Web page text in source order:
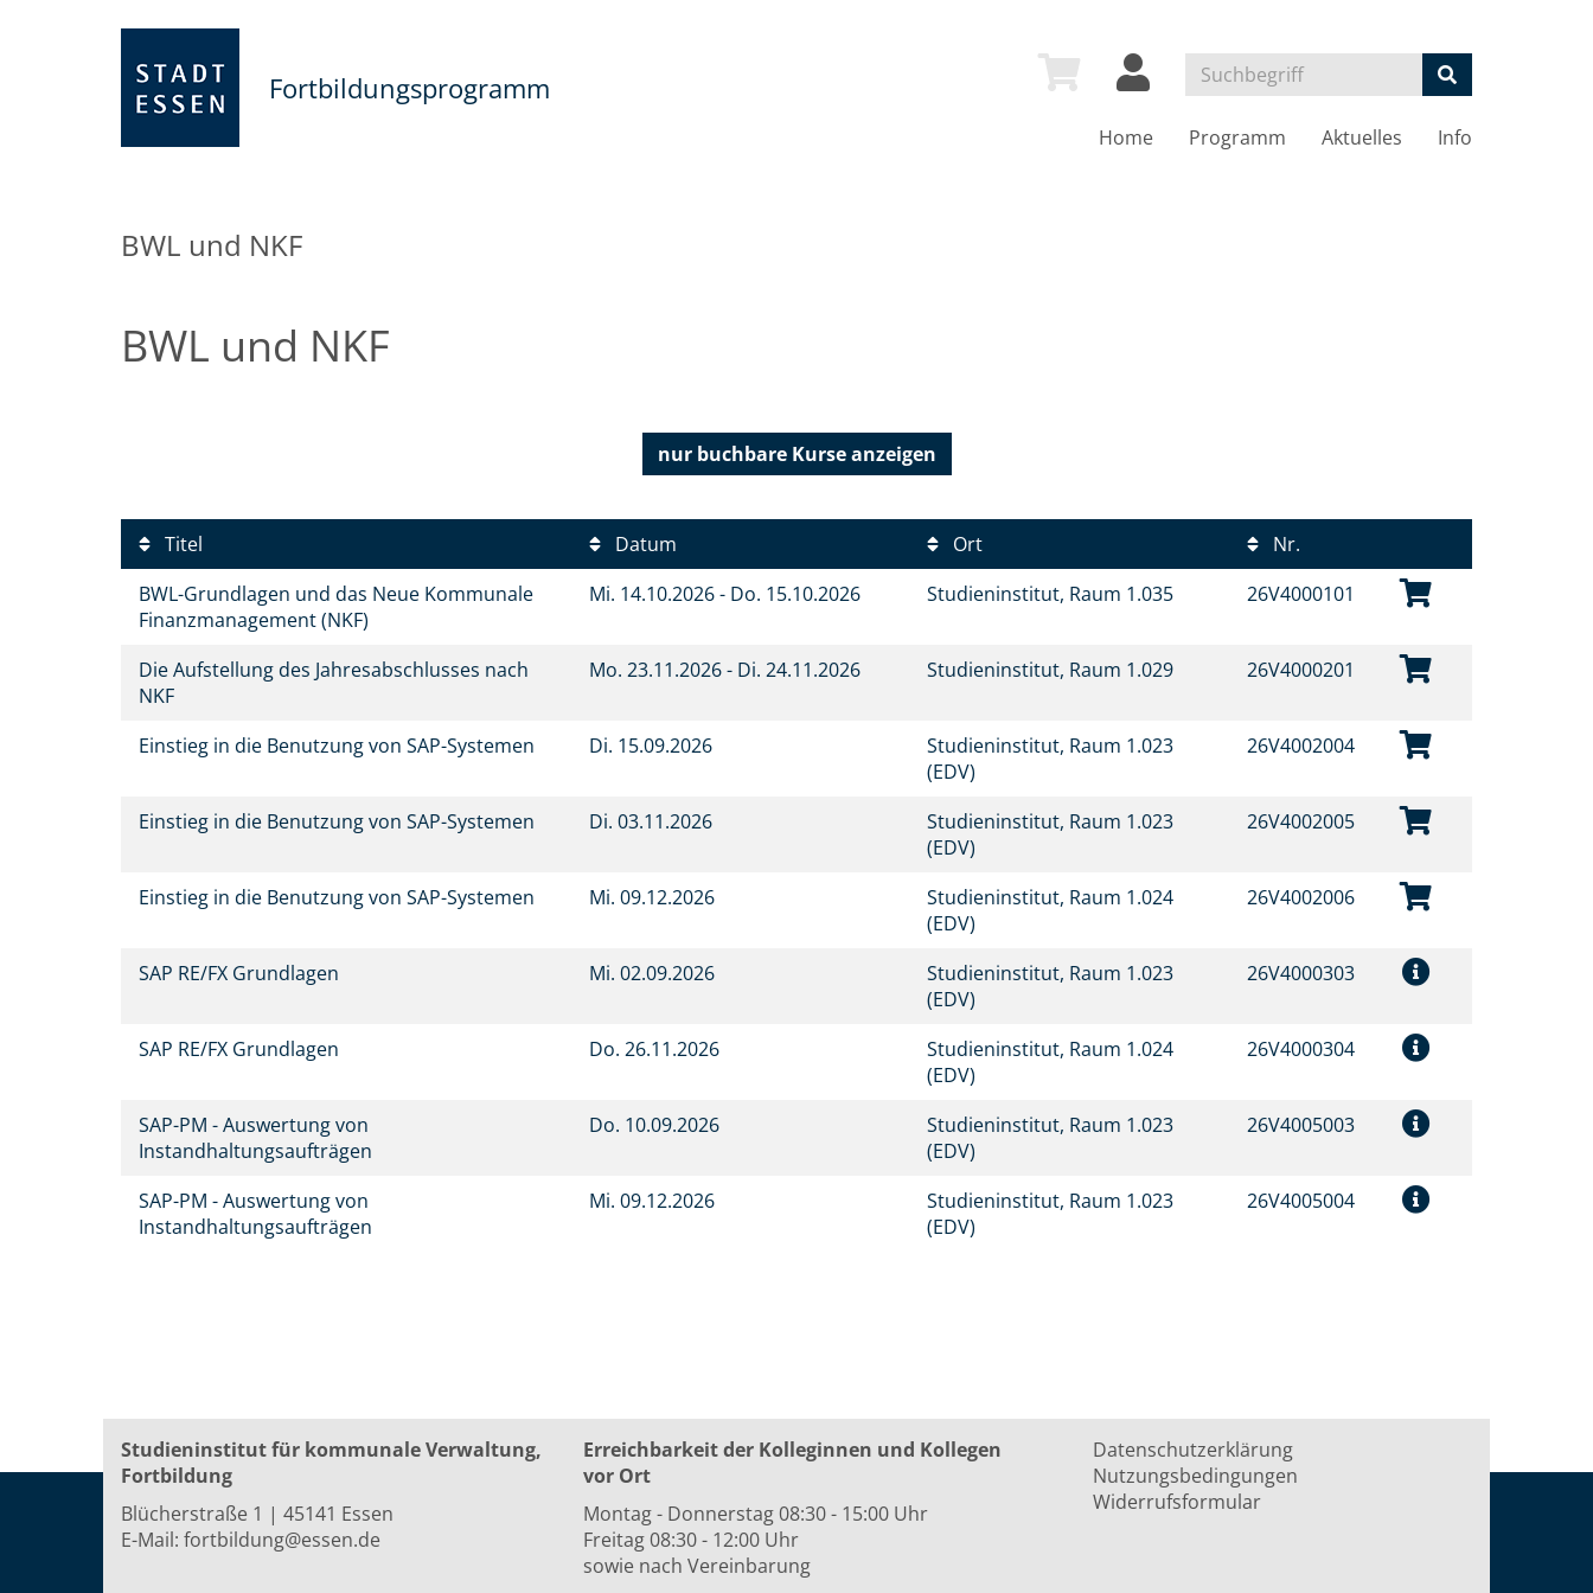
Fortbildungsprogramm
Home Programm Aktuelles Info
BWL und NKF
BWL und NKF
nur buchbareKurse anzeigen
Titel Datum Ort
Nr.
BWL-Grundlagen und das Neue Kommunale
Finanzmanagement (NKF)
Mi. 14.10.2026 - Do. 15.10.2026 Studieninstitut, Raum 1.035 26V4000101
Die Aufstellung des Jahresabschlusses nach
NKF
Mo. 23.11.2026 - Di. 24.11.2026 Studieninstitut, Raum 1.029 26V4000201
Einstieg in die Benutzung von SAP-Systemen Di. 15.09.2026
Studieninstitut, Raum 1.023
(EDV)
26V4002004
Einstieg in die Benutzung von SAP-Systemen Di. 03.11.2026
Studieninstitut, Raum 1.023
(EDV)
26V4002005
Einstieg in die Benutzung von SAP-Systemen Mi. 09.12.2026
Studieninstitut, Raum 1.024
(EDV)
26V4002006
SAP RE/FX Grundlagen Mi. 02.09.2026
Studieninstitut, Raum 1.023
(EDV)
26V4000303
SAP RE/FX Grundlagen Do. 26.11.2026
Studieninstitut, Raum 1.024
(EDV)
26V4000304
SAP-PM - Auswertung von
Instandhaltungsaufträgen
Do. 10.09.2026
Studieninstitut, Raum 1.023
(EDV)
26V4005003
SAP-PM - Auswertung von
Instandhaltungsaufträgen
Mi. 09.12.2026
Studieninstitut, Raum 1.023
(EDV)
26V4005004
Studieninstitut für kommunale Verwaltung,
Fortbildung
Blücherstraße 1 | 45141 Essen
E-Mail: fortbildung@essen.de
Erreichbarkeit der Kolleginnen und Kollegen
vor Ort
Montag - Donnerstag 08:30 - 15:00 Uhr
Freitag 08:30 - 12:00 Uhr
sowie nach Vereinbarung
Datenschutzerklärung
Nutzungsbedingungen
Widerrufsformular